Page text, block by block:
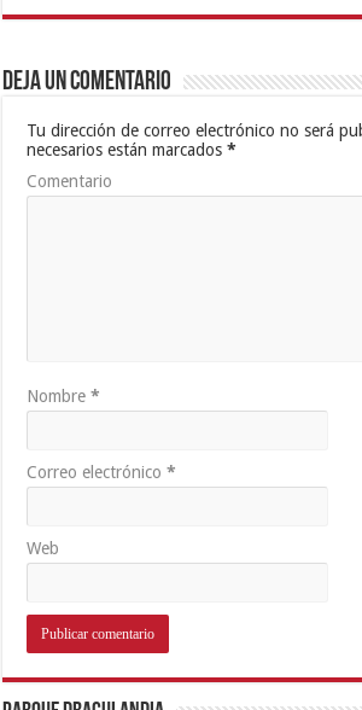
Deja un comentario
Tu dirección de correo electrónico no será
necesarios están marcados*
Comentario
Nombre*
Correo electrónico*
Web